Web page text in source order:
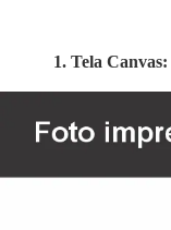
1. Tela Canvas: